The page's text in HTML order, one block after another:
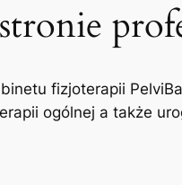
fizjoterapii
ogólnej a także